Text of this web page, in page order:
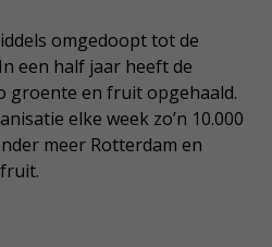
omgedoopt tot de
een half jaar heeft de
groente en fruit opgehaald.
elke week zo’n 10.000
meer Rotterdam en